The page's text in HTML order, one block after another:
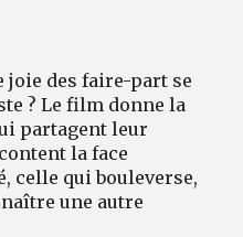
des faire-part se
? Le film donne la
partagent leur
la face
celle qui bouleverse,
une autre